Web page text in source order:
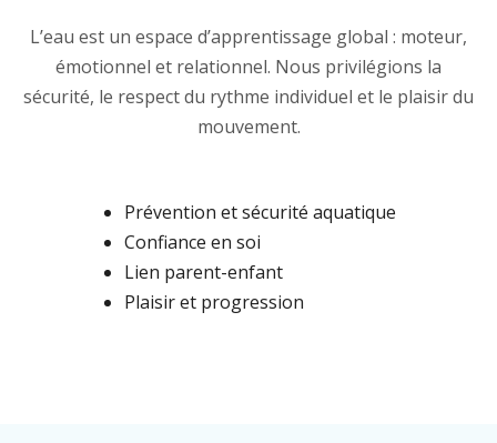
L’eau est un espace d’apprentissage global : moteur,
émotionnel et relationnel. Nous privilégions la
sécurité, le respect du rythme individuel et le plaisir du
mouvement.
Prévention et sécurité aquatique
Confiance en soi
Lien parent-enfant
Plaisir et progression